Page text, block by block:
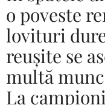
o poveste
lovituri
reușite se
multă
La